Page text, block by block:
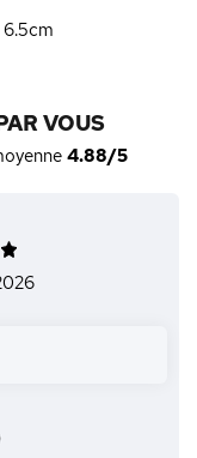
VOUS
4.88/5